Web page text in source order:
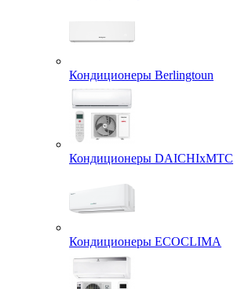
Кондиционеры Berlingtoun
Кондиционеры DAICHIxMTC
Кондиционеры ECOCLIMA